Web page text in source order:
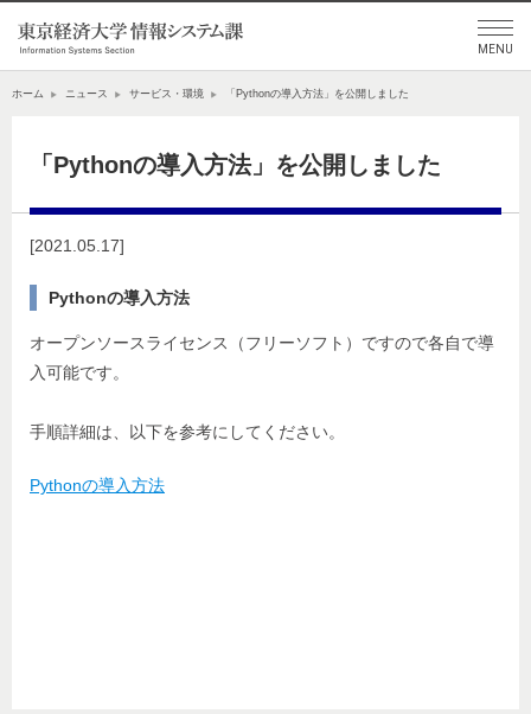
ホーム ニュース サービス・環境 「Pythonの導入方法」を公開しました
「Pythonの導入方法」を公開しました
[2021.05.17]
Pythonの導入方法
オープンソースライセンス（フリーソフト）ですので各自で導
入可能です。
手順詳細は、以下を参考にしてください。
Pythonの導入方法